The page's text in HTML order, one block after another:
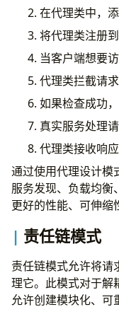
在代理类中，
将代理类注册
当客户端想要
代理类拦截请
如果检查成功
真实服务处理
代理类接收响
通过使用代理设计模
服务发现、负载均衡
更好的性能、可伸缩
责任链模式
责任链模式允许将请
理它。此模式对于解
允许创建模块化、可